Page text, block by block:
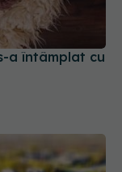
a întâmplat cu